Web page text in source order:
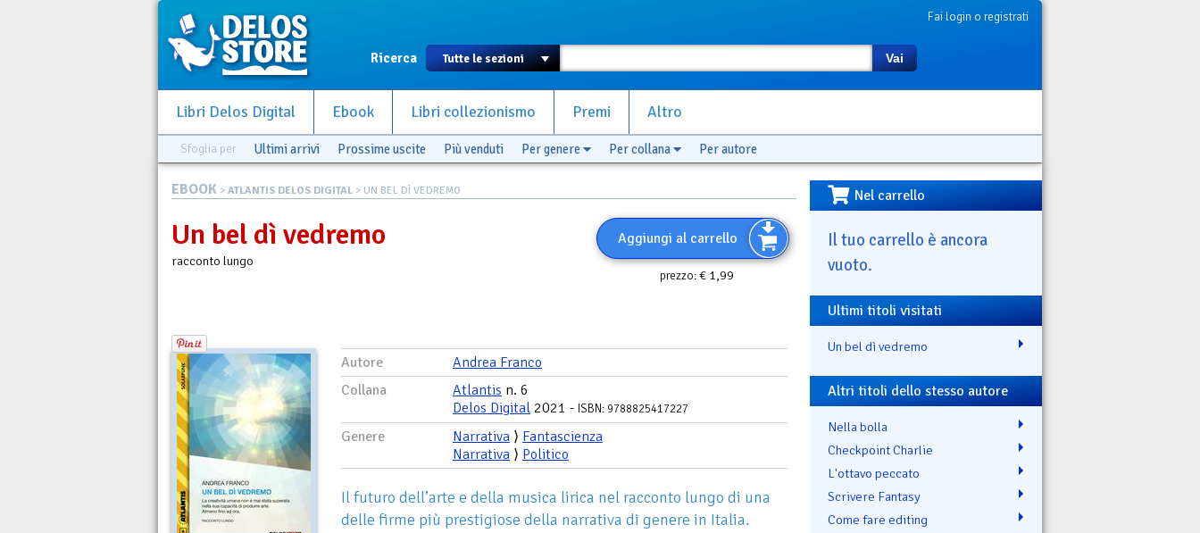
Fai login o registrati
Ricerca Vai
Libri Delos Digital Ebook Libri collezionismo Premi Altro
Sfoglia per Ultimi arrivi Prossime uscite Più venduti Per genere Per collana Per autore
EBOOK > ATLANTIS DELOS DIGITAL > UN BEL DÌ VEDREMO
Aggiungi al carrello
prezzo:€ 1,99
Un bel dì vedremo
racconto lungo
Autore
Andrea Franco
Collana
Atlantis n. 6
Delos Digital 2021 - ISBN: 9788825417227
Genere Narrativa ⟩ Fantascienza
Narrativa ⟩ Politico
Il futuro dell’arte e della musica lirica nel racconto lungo di una
delle firme più prestigiose della narrativa di genere in Italia.
Nel carrello
Il tuo carrello è ancora
vuoto.
Ultimi titoli visitati
Un bel dì vedremo
Altri titoli dello stesso autore
Nella bolla
Checkpoint Charlie
L'ottavo peccato
Scrivere Fantasy
Come fare editing